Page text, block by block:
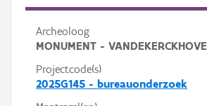
Archeoloog
MONUMENT - VANDEKERCKHOVE
Projectcode(s)
2025G145 - bureauonderzoek